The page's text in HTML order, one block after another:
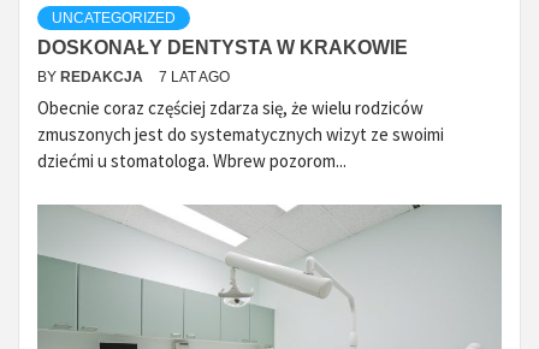
UNCATEGORIZED
DOSKONAŁY DENTYSTA W KRAKOWIE
BY REDAKCJA 7 LAT AGO
Obecnie coraz częściej zdarza się, że wielu rodziców
zmuszonych jest do systematycznych wizyt ze swoimi
dziećmi u stomatologa. Wbrew pozorom...